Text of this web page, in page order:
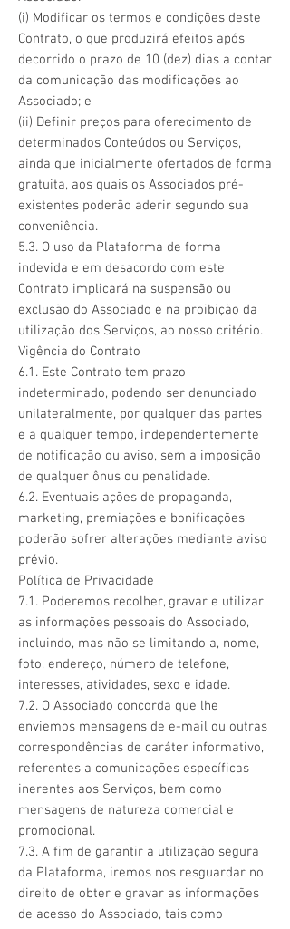
(i) Modificar os termos e condições deste
Contrato, o que produzirá efeitos após
decorrido o prazo de 10 (dez) dias a contar
da comunicação das modificações ao
Associado; e
(ii) Definir preços para oferecimento de
determinados Conteúdos ou Serviços,
ainda que inicialmente ofertados de forma
gratuita, aos quais os Associados pré-
existentes poderão aderir segundo sua
conveniência.
5.3. O uso da Plataforma de forma
indevida e em desacordo com este
Contrato implicará na suspensão ou
exclusão do Associado e na proibição da
utilização dos Serviços, ao nosso critério.
Vigência do Contrato
6.1. Este Contrato tem prazo
indeterminado, podendo ser denunciado
unilateralmente, por qualquer das partes
e a qualquer tempo, independentemente
de notificação ou aviso, sem a imposição
de qualquer ônus ou penalidade.
6.2. Eventuais ações de propaganda,
marketing, premiações e bonificações
poderão sofrer alterações mediante aviso
prévio.
Política de Privacidade
7.1. Poderemos recolher, gravar e utilizar
as informações pessoais do Associado,
incluindo, mas não se limitando a, nome,
foto, endereço, número de telefone,
interesses, atividades, sexo e idade.
7.2. O Associado concorda que lhe
enviemos mensagens de e-mail ou outras
correspondências de caráter informativo,
referentes a comunicações específicas
inerentes aos Serviços, bem como
mensagens de natureza comercial e
promocional.
7.3. A fim de garantir a utilização segura
da Plataforma, iremos nos resguardar no
direito de obter e gravar as informações
de acesso do Associado, tais como